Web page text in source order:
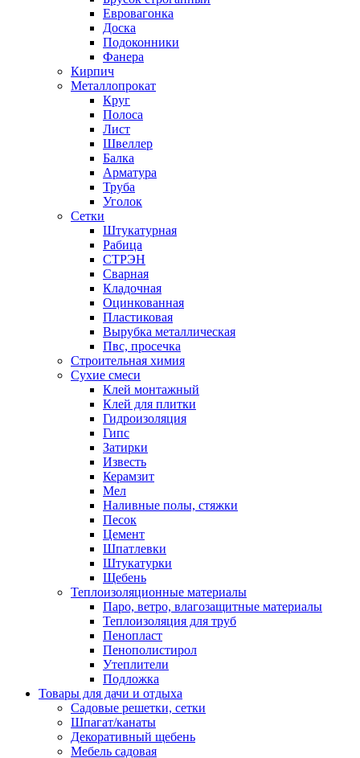
Евровагонка
Доска
Подоконники
Фанера
Кирпич
Металлопрокат
Круг
Полоса
Лист
Швеллер
Балка
Арматура
Труба
Уголок
Сетки
Штукатурная
Рабица
СТРЭН
Сварная
Кладочная
Оцинкованная
Пластиковая
Вырубка металлическая
Пвс, просечка
Строительная химия
Сухие смеси
Клей монтажный
Клей для плитки
Гидроизоляция
Гипс
Затирки
Известь
Керамзит
Мел
Наливные полы, стяжки
Песок
Цемент
Шпатлевки
Штукатурки
Щебень
Теплоизоляционные материалы
Паро, ветро, влагозащитные материалы
Теплоизоляция для труб
Пенопласт
Пенополистирол
Утеплители
Подложка
Товары для дачи и отдыха
Садовые решетки, сетки
Шпагат/канаты
Декоративный щебень
Мебель садовая